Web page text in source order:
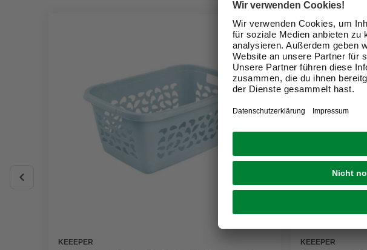
KEEEPER KEEEPER